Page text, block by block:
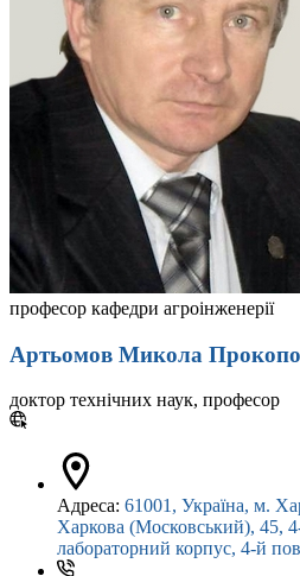
професор кафедри агроінженерії
Артьомов Микола
доктор технічних наук, професор
Адреса: 61001, Україна, м.
Харкова (Московський), 45,
лабораторний корпус, 4-й